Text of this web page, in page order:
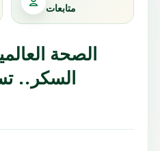
متابعات
الصحة
السكر..